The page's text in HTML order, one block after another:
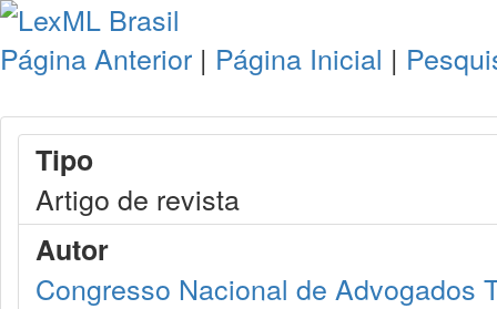
Página Anterior | Página Inicial |
Tipo
Artigo de revista
Autor
Congresso Nacional de Advogados